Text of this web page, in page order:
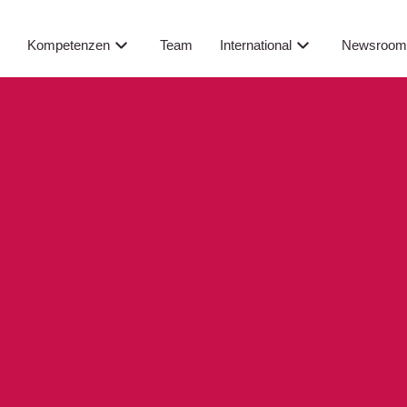
Kompetenzen Team International Newsroom